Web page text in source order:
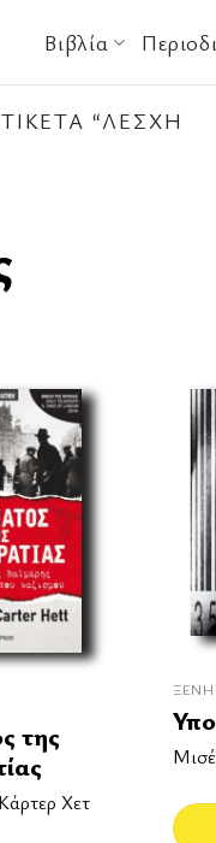
Βιβλία
“ΛΈΣΧΗ
της
Χετ